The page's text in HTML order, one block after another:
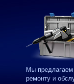
Мы
ремонту и